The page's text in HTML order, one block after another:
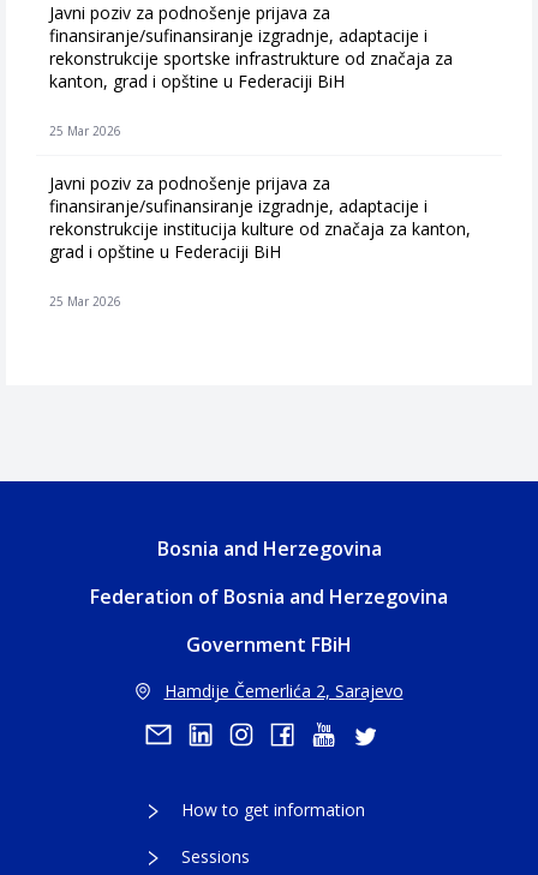
Javni poziv za podnošenje prijava za
finansiranje/sufinansiranje izgradnje, adaptacije i
rekonstrukcije sportske infrastrukture od značaja za
kanton, grad i opštine u Federaciji BiH
25 Mar 2026
Javni poziv za podnošenje prijava za
finansiranje/sufinansiranje izgradnje, adaptacije i
rekonstrukcije institucija kulture od značaja za kanton,
grad i opštine u Federaciji BiH
25 Mar 2026
Bosnia and Herzegovina
Federation of Bosnia and Herzegovina
Government FBiH
Hamdije Čemerlića 2, Sarajevo
How to get information
Sessions